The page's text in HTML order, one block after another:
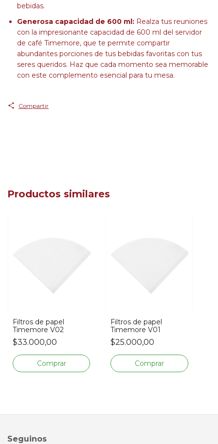
bebidas.
Generosa capacidad de 600 ml: Realza tus reuniones
con la impresionante capacidad de 600 ml del servidor
de café Timemore, que te permite compartir
abundantes porciones de tus bebidas favoritas con tus
seres queridos. Haz que cada momento sea memorable
con este complemento esencial para tu mesa.
Compartir
Productos similares
Filtros de papel
Timemore V02
$33.000,00
Filtros de papel
Timemore V01
$25.000,00
Seguinos